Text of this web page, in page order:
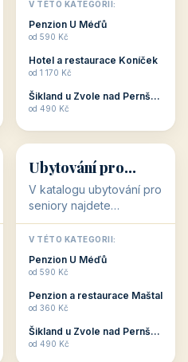
cenově dostupné
ubytování v ČR. Budete
c...
V TÉTO KATEGORII:
Penzion U Méďů
od 590 Kč
Hotel a restaurace Koníček
od 1 170 Kč
Šikland u Zvole nad Pernštejnem
od 490 Kč
🧓
🧓
33 objektů
Ubytování pro
seniory
V katalogu ubytování pro
seniory najdete
penziony a hotely, které
jsou přizpůsobeny pro
ubytování klientů vyššího
věku. Některé z nich
V TÉTO KATEGORII:
Penzion U Méďů
od 590 Kč
Penzion a restaurace Maštal
od 360 Kč
Šikland u Zvole nad Pernštejnem
od 490 Kč
🚴